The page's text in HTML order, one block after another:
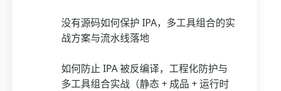
没有源码如何保护 IPA，多工具组合的实
战方案与流水线落地
如何防止 IPA 被反编译，工程化防护与
多工具组合实战（静态 + 成品 + 运行时